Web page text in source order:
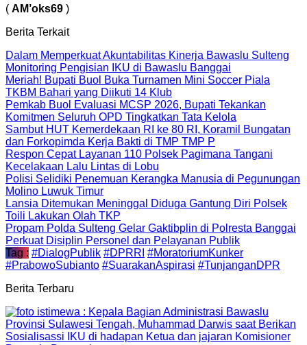
( AM’oks69 )
Berita Terkait
Dalam Memperkuat Akuntabilitas Kinerja Bawaslu Sulteng
Monitoring Pengisian IKU di Bawaslu Banggai
Meriah! Bupati Buol Buka Turnamen Mini Soccer Piala
TKBM Bahari yang Diikuti 14 Klub
Pemkab Buol Evaluasi MCSP 2026, Bupati Tekankan
Komitmen Seluruh OPD Tingkatkan Tata Kelola
Sambut HUT Kemerdekaan RI ke 80 RI, Koramil Bungatan
dan Forkopimda Kerja Bakti di TMP TMP P
Respon Cepat Layanan 110 Polsek Pagimana Tangani
Kecelakaan Lalu Lintas di Lobu
Polisi Selidiki Penemuan Kerangka Manusia di Pegunungan
Molino Luwuk Timur
Lansia Ditemukan Meninggal Diduga Gantung Diri Polsek
Toili Lakukan Olah TKP
Propam Polda Sulteng Gelar Gaktibplin di Polresta Banggai
Perkuat Disiplin Personel dan Pelayanan Publik
Tag : #DialogPublik #DPRRI #MoratoriumKunker
#PrabowoSubianto #SuarakanAspirasi #TunjanganDPR
Berita Terbaru